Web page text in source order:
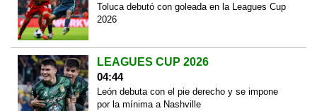
Toluca debutó con goleada en la Leagues Cup
2026
LEAGUES CUP 2026
04:44
León debuta con el pie derecho y se impone
por la mínima a Nashville